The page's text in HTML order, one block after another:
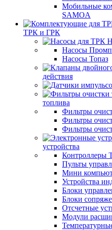
Мобильные
SAMOA
ТРК и ГРК
Насосы
Насосы Топаз
действия
топлива
Фильтры
Фильтры
Фильтры
устройства
Контроллеры
Пульты
Мини
Устройства
Блоки
Блоки
Отсчетные
Модули